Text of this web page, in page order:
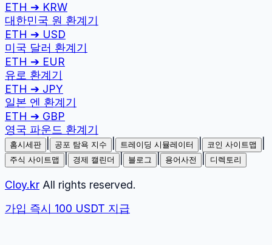
ETH ➔ KRW
대한민국 원 환계기
ETH ➔ USD
미국 달러 환계기
ETH ➔ EUR
유로 환계기
ETH ➔ JPY
일본 엔 환계기
ETH ➔ GBP
영국 파운드 환계기
홈시세판 공포 탐욕 지수 트레이딩 시뮬레이터 코인 사이트맵
주식 사이트맵 경제 캘린더 블로그 용어사전 디렉토리
Cloy.kr All rights reserved.
가입 즉시 100 USDT 지급